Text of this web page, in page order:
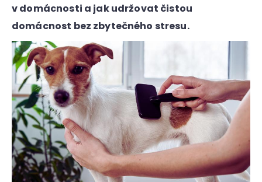
v domácnosti a jak udržovat čistou
domácnost bez zbytečného stresu.
j
í
t
?
HLEDAT